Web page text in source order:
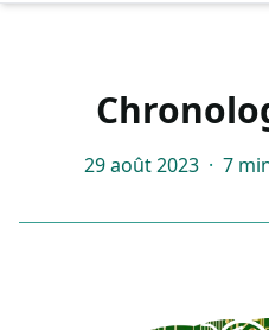
29 août 2023 · 7